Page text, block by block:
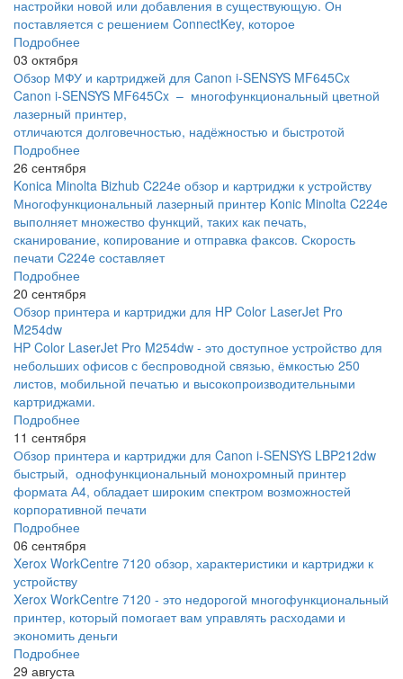
настройки новой или добавления в существующую. Он
поставляется с решением ConnectKey, которое
Подробнее
03 октября
Обзор МФУ и картриджей для Canon i-SENSYS MF645Cx
Canon i-SENSYS MF645Cx – многофункциональный цветной
лазерный принтер,
отличаются долговечностью, надёжностью и быстротой
Подробнее
26 сентября
Konica Minolta Bizhub C224e обзор и картриджи к устройству
Многофункциональный лазерный принтер Konic Minolta C224e
выполняет множество функций, таких как печать,
сканирование, копирование и отправка факсов. Скорость
печати C224e составляет
Подробнее
20 сентября
Обзор принтера и картриджи для HP Color LaserJet Pro
M254dw
HP Color LaserJet Pro M254dw - это доступное устройство для
небольших офисов с беспроводной связью, ёмкостью 250
листов, мобильной печатью и высокопроизводительными
картриджами.
Подробнее
11 сентября
Обзор принтера и картриджи для Canon i-SENSYS LBP212dw
быстрый, однофункциональный монохромный принтер
формата А4, обладает широким спектром возможностей
корпоративной печати
Подробнее
06 сентября
Xerox WorkCentre 7120 обзор, характеристики и картриджи к
устройству
Xerox WorkCentre 7120 - это недорогой многофункциональный
принтер, который помогает вам управлять расходами и
экономить деньги
Подробнее
29 августа